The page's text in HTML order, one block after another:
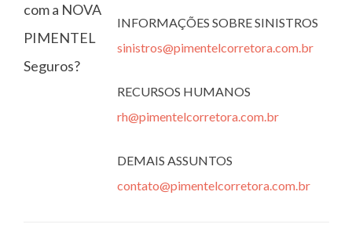
com a NOVA
PIMENTEL
Seguros?
INFORMAÇÕES SOBRE SINISTROS
sinistros@pimentelcorretora.com.br
RECURSOS HUMANOS
rh@pimentelcorretora.com.br
DEMAIS ASSUNTOS
contato@pimentelcorretora.com.br